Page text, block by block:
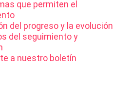
que permiten el
del progreso y la evolución
del seguimiento y
a nuestro boletín